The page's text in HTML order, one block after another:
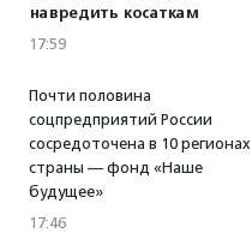
навредить косаткам
17:59
Почти половина
соцпредприятий России
сосредоточена в 10 регионах
страны — фонд «Наше
будущее»
17:46